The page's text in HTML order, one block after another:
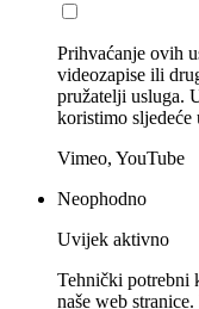
Prihvaćanje ovih
videozapise ili
pružatelji usluga.
koristimo sljedeće
Vimeo, YouTube
Neophodno
Uvijek aktivno
Tehnički potrebni
naše web